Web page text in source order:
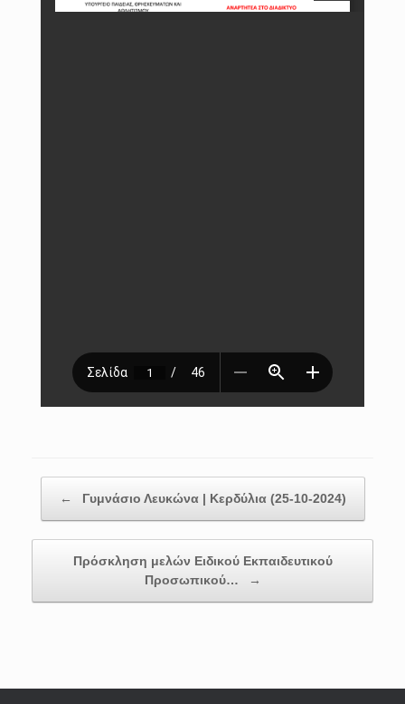
←
Γυμνάσιο Λευκώνα | Κερδύλια (25-10-2024)
Πρόσκληση μελών Ειδικού Εκπαιδευτικού
Προσωπικού…
→